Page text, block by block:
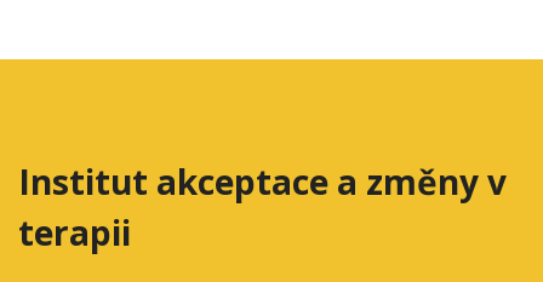
Institut akceptace a změny v
terapii